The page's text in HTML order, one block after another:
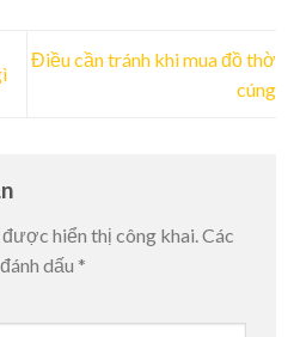
Điều cần tránh khi mua đồ thờ
cúng
hiển thị công khai. Các
dấu *